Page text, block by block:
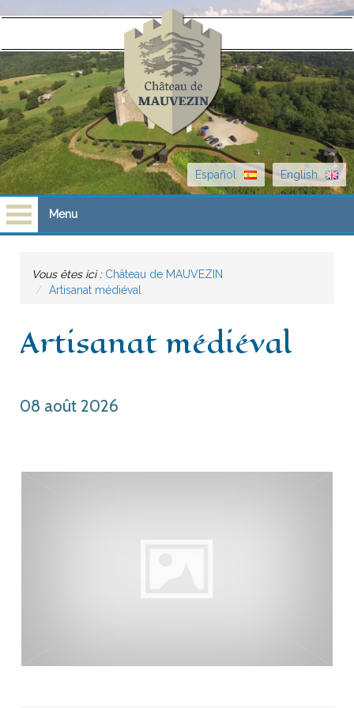
English
Español
Menu
Scolaires
Vous êtes ici : Château de MAUVEZIN
Artisanat médiéval
Artisanat médiéval
08 août 2026